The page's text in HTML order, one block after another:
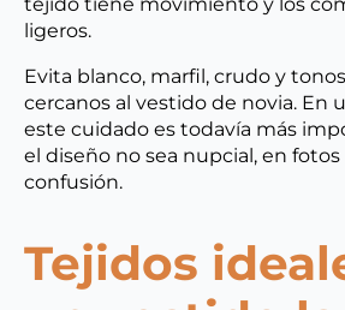
ligeros.
Evita blanco, marfil, crudo y
cercanos al vestido de novia. En
este cuidado es todavía más
el diseño no sea nupcial, en
confusión.
Tejidos